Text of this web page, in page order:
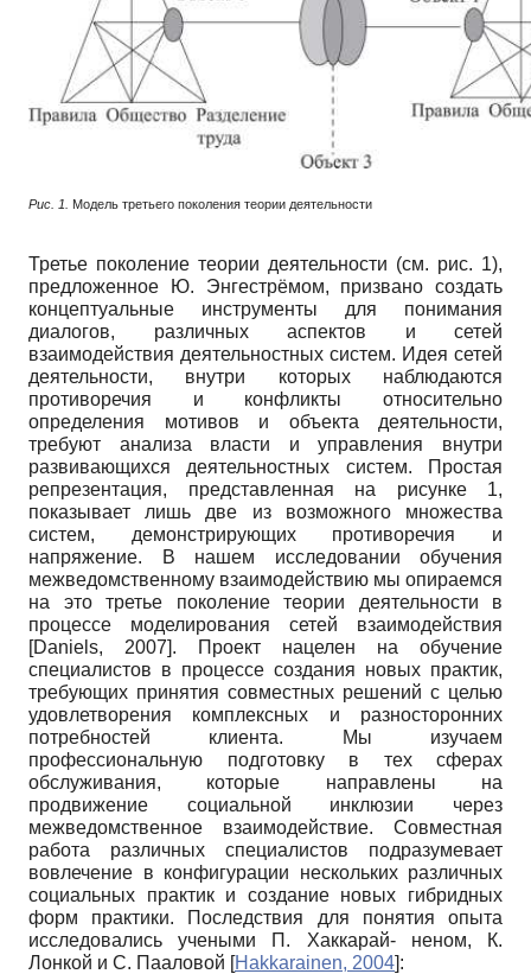
Рис. 1. Модель третьего поколения теории деятельности
Третье поколение теории деятельности (см. рис. 1),
предложенное Ю. Энгестрёмом, призвано создать
концептуальные инструменты для понимания
диалогов, различных аспектов и сетей
взаимодействия деятельностных систем. Идея сетей
деятельности, внутри которых наблюдаются
противоречия и конфликты относительно
определения мотивов и объекта деятельности,
требуют анализа власти и управления внутри
развивающихся деятельностных систем. Простая
репрезентация, представленная на рисунке 1,
показывает лишь две из возможного множества
систем, демонстрирующих противоречия и
напряжение. В нашем исследовании обучения
межведомственному взаимодействию мы опираемся
на это третье поколение теории деятельности в
процессе моделирования сетей взаимодействия
[Daniels, 2007]. Проект нацелен на обучение
специалистов в процессе создания новых практик,
требующих принятия совместных решений с целью
удовлетворения комплексных и разносторонних
потребностей клиента. Мы изучаем
профессиональную подготовку в тех сферах
обслуживания, которые направлены на
продвижение социальной инклюзии через
межведомственное взаимодействие. Совместная
работа различных специалистов подразумевает
вовлечение в конфигурации нескольких различных
социальных практик и создание новых гибридных
форм практики. Последствия для понятия опыта
исследовались учеными П. Хаккарай- неном, К.
Лонкой и С. Пааловой [Hakkarainen, 2004]: